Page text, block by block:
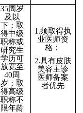
35周岁
及以
下；取
得中级
职称或
研究生
学历可
放宽至
40周
岁；取
得高级
职称不
限年龄
1.须取得执
业医师资
格；
2.具有皮肤
美容主诊
医师备案
者优先